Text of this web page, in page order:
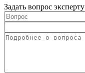
Задать вопрос эксперту